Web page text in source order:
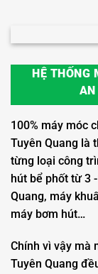
HỆ THỐNG
AN
100% máy móc
Tuyên Quang là
từng loại công
hút bể phốt từ 3
Quang, máy
máy bơm hút…
Chính vì vậy mà
Tuyên Quang